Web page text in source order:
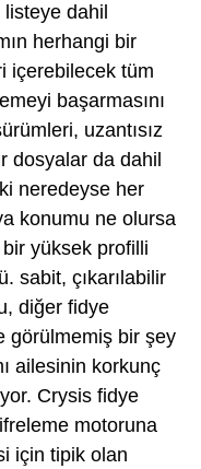
dahil
herhangi bir
içerebilecek tüm
başarmasını
uzantısız
dosyalar da dahil
neredeyse her
konumu ne olursa
yüksek profilli
sabit, çıkarılabilir
diğer fidye
görülmemiş bir şey
ailesinin korkunç
Crysis fidye
motoruna
için tipik olan